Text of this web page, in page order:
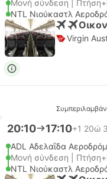
Μονή σύνδεση |
NTL Νιούκαστλ
Virgin
20:10 17:10+1 20ώ
ADL Αδελαΐδα
Μονή σύνδεση |
NTL Νιούκαστλ